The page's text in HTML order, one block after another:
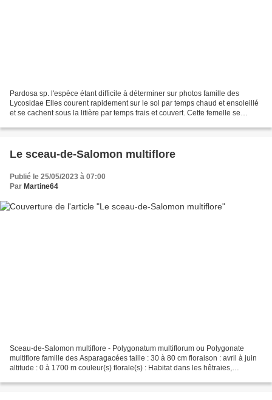
Pardosa sp. l'espèce étant difficile à déterminer sur photos famille des
Lycosidae Elles courent rapidement sur le sol par temps chaud et ensoleillé
et se cachent sous la litière par temps frais et couvert. Cette femelle se
Le sceau-de-Salomon multiflore
Publié le 25/05/2023 à 07:00
Par Martine64
Sceau-de-Salomon multiflore - Polygonatum multiflorum ou Polygonate
multiflore famille des Asparagacées taille : 30 à 80 cm floraison : avril à juin
altitude : 0 à 1700 m couleur(s) florale(s) : Habitat dans les hêtraies,